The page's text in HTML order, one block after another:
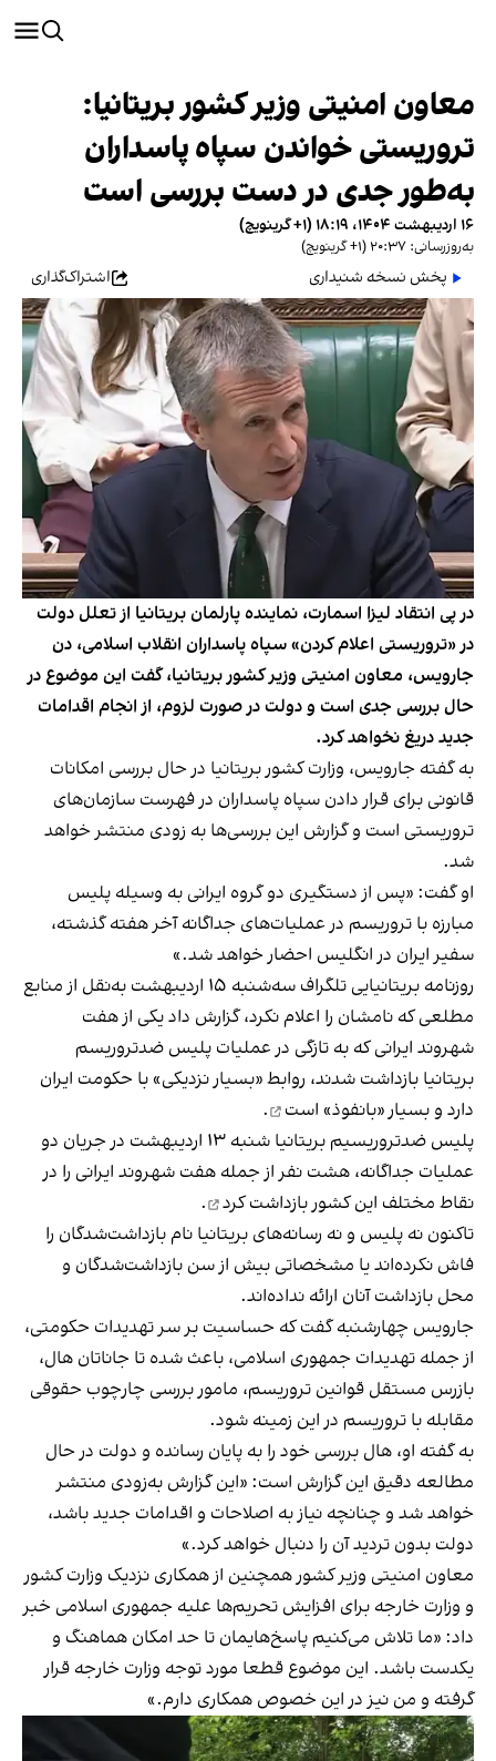
معاون امنیتی وزیر کشور بریتانیا:
تروریستی خواندن سپاه پاسداران
به‌طور جدی در دست بررسی است
۱۶ اردیبهشت ۱۴۰۴، ۱۸:۱۹ (‎+۱ گرینویچ)
به‌روزرسانی: ۲۰:۳۷ (‎+۱ گرینویچ)
پخش نسخه شنیداری اشتراک‌گذاری
در پی انتقاد لیزا اسمارت، نماینده پارلمان بریتانیا از تعلل دولت
در «تروریستی اعلام کردن» سپاه پاسداران انقلاب اسلامی، دن
جارویس، معاون امنیتی وزیر کشور بریتانیا، گفت این موضوع در
حال بررسی جدی است و دولت در صورت لزوم، از انجام اقدامات
جدید دریغ نخواهد کرد.
به گفته جارویس، وزارت کشور بریتانیا در حال بررسی امکانات
قانونی برای قرار دادن سپاه پاسداران در فهرست سازمان‌های
تروریستی است و گزارش این بررسی‌ها به زودی منتشر خواهد
شد.
او گفت: «پس از دستگیری دو گروه ایرانی به وسیله پلیس
مبارزه با تروریسم در عملیات‌های جداگانه آخر هفته گذشته،
سفیر ایران در انگلیس احضار خواهد شد.»
روزنامه بریتانیایی تلگراف سه‌شنبه ۱۵ اردیبهشت به‌نقل از منابع
مطلعی که نامشان را اعلام نکرد، گزارش داد یکی از هفت
شهروند ایرانی که به تازگی در عملیات پلیس ضدتروریسم
بریتانیا بازداشت شدند، روابط «بسیار نزدیکی» با حکومت ایران
دارد وبسیار «بانفوذ» است
.
پلیس ضدتروریسیم بریتانیا شنبه ۱۳ اردیبهشت در جریان دو
عملیات جداگانه، هشت نفر از جمله هفت شهروند ایرانی را در
نقاط مختلف این کشوربازداشت کرد
.
تاکنون نه پلیس و نه رسانه‌های بریتانیا نام بازداشت‌شدگان را
فاش نکرده‌اند یا مشخصاتی بیش از سن بازداشت‌شدگان و
محل بازداشت آنان ارائه نداده‌اند.
جارویس چهارشنبه گفت که حساسیت‌ بر سر تهدیدات حکومتی،
از جمله تهدیدات جمهوری اسلامی، باعث شده تا جاناتان هال،
بازرس مستقل قوانین تروریسم، مامور بررسی چارچوب حقوقی
مقابله با تروریسم در این زمینه شود.
به گفته او، هال بررسی خود را به پایان رسانده و دولت در حال
مطالعه دقیق این گزارش است: «این گزارش به‌زودی منتشر
خواهد شد و چنانچه نیاز به اصلاحات و اقدامات جدید باشد،
دولت بدون تردید آن را دنبال خواهد کرد.»
معاون امنیتی وزیر کشور همچنین از همکاری نزدیک وزارت کشور
و وزارت خارجه برای افزایش تحریم‌ها علیه جمهوری اسلامی خبر
داد: «ما تلاش می‌کنیم پاسخ‌هایمان تا حد امکان هماهنگ و
یکدست باشد. این موضوع قطعا مورد توجه وزارت خارجه قرار
گرفته و من نیز در این خصوص همکاری دارم.»